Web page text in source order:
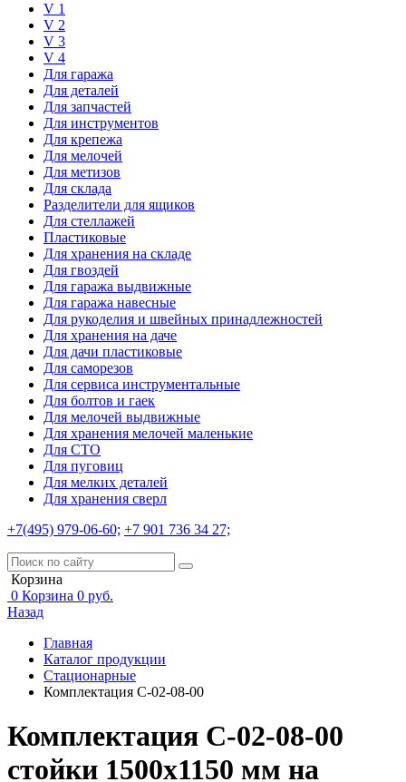
V 1
V 2
V 3
V 4
Для гаража
Для деталей
Для запчастей
Для инструментов
Для крепежа
Для мелочей
Для метизов
Для склада
Разделители для ящиков
Для стеллажей
Пластиковые
Для хранения на складе
Для гвоздей
Для гаража выдвижные
Для гаража навесные
Для рукоделия и швейных принадлежностей
Для хранения на даче
Для дачи пластиковые
Для саморезов
Для сервиса инструментальные
Для болтов и гаек
Для мелочей выдвижные
Для хранения мелочей маленькие
Для СТО
Для пуговиц
Для мелких деталей
Для хранения сверл
+7(495) 979-06-60; +7 901 736 34 27;
Корзина
0 Корзина 0 руб.
Назад
Главная
Каталог продукции
Стационарные
Комплектация С-02-08-00
Комплектация С-02-08-00
стойки 1500х1150 мм на